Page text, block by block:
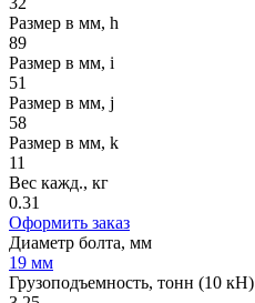
Размер в мм, h
89
Размер в мм, i
51
Размер в мм, j
58
Размер в мм, k
11
Вес кажд., кг
0.31
Оформить заказ
Диаметр болта, мм
19 мм
Грузоподъемность, тонн (10 кН)